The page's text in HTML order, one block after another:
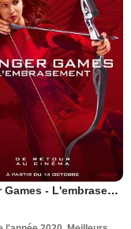
Hunger Games - L'embrasement